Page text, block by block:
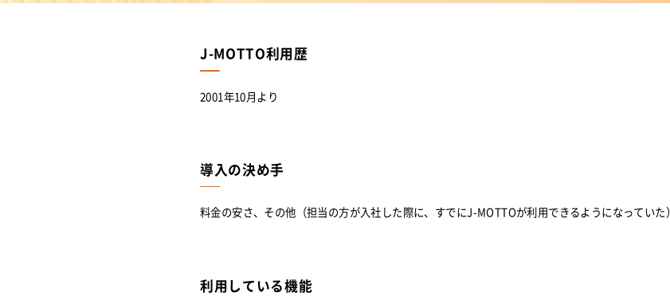
J-MOTTO利用歴
2001年10月より
導入の決め手
料金の安さ、その他（担当の方が入社した際に、すでにJ-MOTTOが利用できるようになっていた）
利用している機能